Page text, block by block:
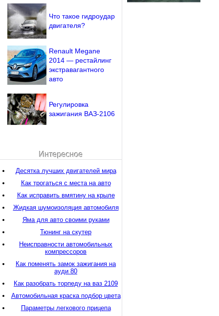
Что такое гидроудар
двигателя?
Renault Megane
2014 — рестайлинг
экстравагантного
авто
Регулировка
зажигания ВАЗ-2106
Интересное
Десятка лучших двигателей мира
Как трогаться с места на авто
Как исправить вмятину на крыле
Жидкая шумоизоляция автомобиля
Яма для авто своими руками
Тюнинг на скутер
Неисправности автомобильных
компрессоров
Как поменять замок зажигания на
ауди 80
Как разобрать торпеду на ваз 2109
Автомобильная краска подбор цвета
Параметры легкового прицепа